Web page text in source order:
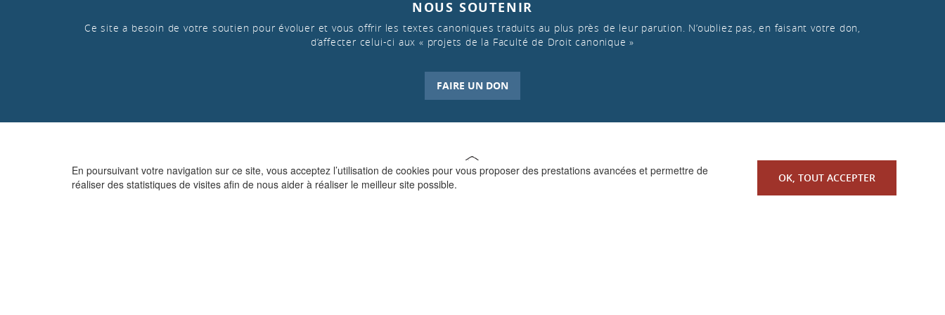
En poursuivant votre navigation sur ce site, vous acceptez l’utilisation de cookies pour vous proposer des prestations avancées et permettre de
réaliser des statistiques de visites afin de nous aider à réaliser le meilleur site possible.
OK, TOUT ACCEPTER
NOUS SOUTENIR
Ce site a besoin de votre soutien pour évoluer et vous offrir les textes canoniques traduits au plus près de leur parution. N’oubliez pas, en faisant votre don,
d’affecter celui-ci aux « projets de la Faculté de Droit canonique »
FAIRE UN DON